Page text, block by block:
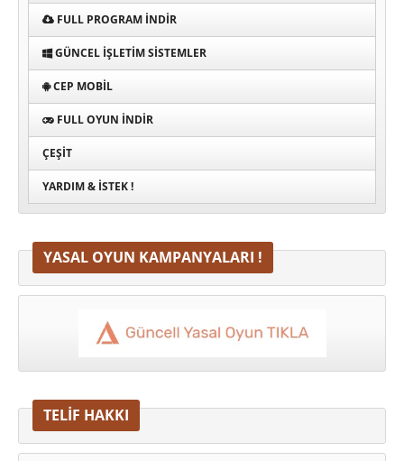
FULL PROGRAM INDIR
GÜNCEL İŞLETIM SISTEMLER
CEP MOBIL
FULL OYUN İNDIR
ÇEŞIT
YARDIM & İSTEK !
YASAL OYUN KAMPANYALARI !
TELİF HAKKI